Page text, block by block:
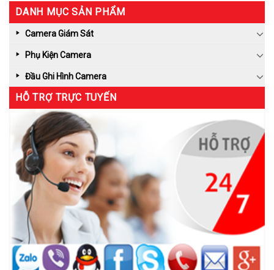
DANH MỤC SẢN PHẨM
Camera Giám Sát
Phụ Kiện Camera
Đầu Ghi Hình Camera
HỖ TRỢ TRỰC TUYẾN